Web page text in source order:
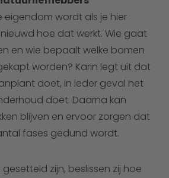
eigendom wordt als je hier
hoe dat werkt. Wie gaat
en wie bepaalt welke bomen
worden? Karin legt uit dat
doet, in ieder geval het
doet. Daarna kan
blijven en ervoor zorgen dat
fases gedund wordt.
zijn, beslissen zij hoe